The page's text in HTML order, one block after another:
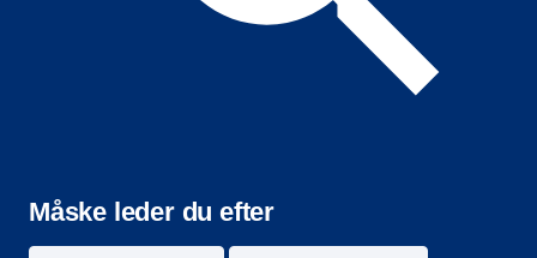
Måske leder du efter